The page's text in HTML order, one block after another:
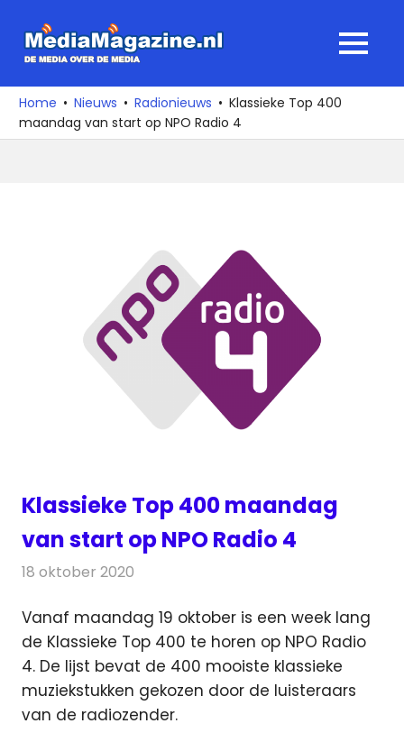
naar
media
over
de
MENU
Home Nieuws Radionieuws
Klassieke Top 400
maandag van start op NPO Radio 4
Klassieke Top 400 maandag
van start op NPO Radio 4
18 oktober 2020
Vanaf maandag 19 oktober is een week lang
de Klassieke Top 400 te horen op NPO Radio
4. De lijst bevat de 400 mooiste klassieke
muziekstukken gekozen door de luisteraars
van de radiozender.